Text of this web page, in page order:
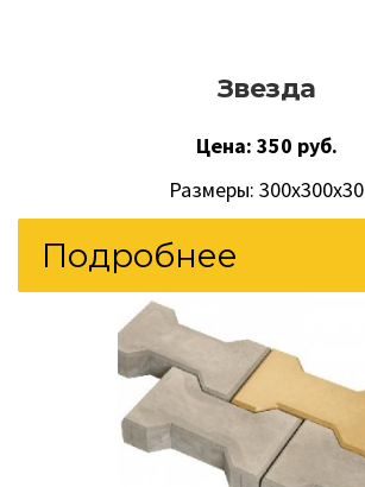
Звезда
Цена: 350 руб.
Размеры: 300х300х30
Подробнее